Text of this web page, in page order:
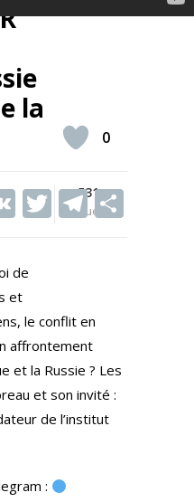
la
531
Vues
V T T
a
m
0
de
et
le conflit en
affrontement
et la Russie ? Les
et son invité :
de l’institut
: